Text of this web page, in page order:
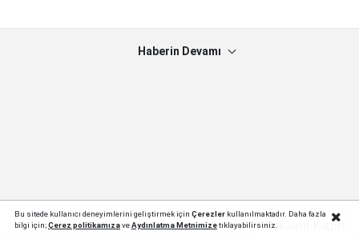
Haberin Devamı
Bu sitede kullanıcı deneyimlerini geliştirmek için Çerezlerkullanılmaktadır. Daha fazla
bilgi için;Çerez politikamızaveAydınlatma Metnimizetıklayabilirsiniz.Reklamı Kapat